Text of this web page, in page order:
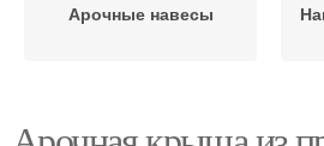
Арочные навесы